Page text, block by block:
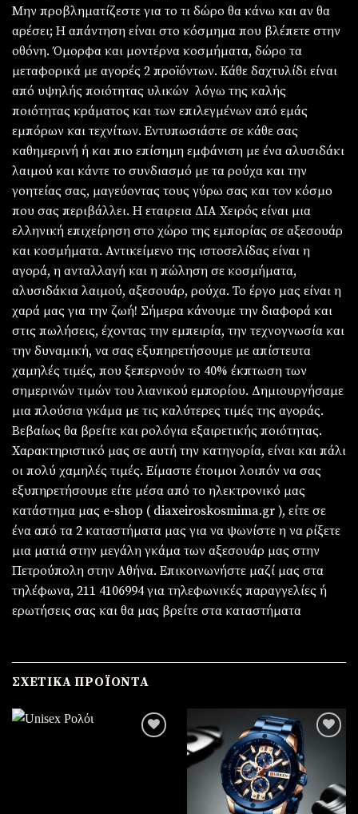
Μην προβληματίζεστε για το τι δώρο θα κάνω και αν θα
αρέσει; Η απάντηση είναι στο κόσμημα που βλέπετε στην
οθόνη. Όμορφα και μοντέρνα κοσμήματα, δώρο τα
μεταφορικά με αγορές 2 προϊόντων. Κάθε δαχτυλίδι είναι
από υψηλής ποιότητας υλικών λόγω της καλής
ποιότητας κράματος και των επιλεγμένων από εμάς
εμπόρων και τεχνίτων. Εντυπωσιάστε σε κάθε σας
καθημερινή ή και πιο επίσημη εμφάνιση με ένα αλυσιδάκι
λαιμού και κάντε το συνδιασμό με τα ρούχα και την
γοητείας σας, μαγεύοντας τους γύρω σας και τον κόσμο
που σας περιβάλλει. Η εταιρεια ΔΙΑ Χειρός είναι μια
ελληνική επιχείρηση στο χώρο της εμπορίας σε αξεσουάρ
και κοσμήματα. Αντικείμενο της ιστοσελίδας είναι η
αγορά, η ανταλλαγή και η πώληση σε κοσμήματα,
αλυσιδάκια λαιμού, αξεσουάρ, ρούχα. Το έργο μας είναι η
χαρά μας για την ζωή! Σήμερα κάνουμε την διαφορά και
στις πωλήσεις, έχοντας την εμπειρία, την τεχνογνωσία και
την δυναμική, να σας εξυπηρετήσουμε με απίστευτα
χαμηλές τιμές, που ξεπερνούν το 40% έκπτωση των
σημερινών τιμών του λιανικού εμπορίου. Δημιουργήσαμε
μια πλούσια γκάμα με τις καλύτερες τιμές της αγοράς.
Βεβαίως θα βρείτε και ρολόγια εξαιρετικής ποιότητας.
Χαρακτηριστικό μας σε αυτή την κατηγορία, είναι και πάλι
οι πολύ χαμηλές τιμές. Είμαστε έτοιμοι λοιπόν να σας
εξυπηρετήσουμε είτε μέσα από το ηλεκτρονικό μας
κατάστημα μας e-shop ( diaxeiroskosmima.gr ), είτε σε
ένα από τα 2 καταστήματα μας για να ψωνίστε η να ρίξετε
μια ματιά στην μεγάλη γκάμα των αξεσουάρ μας στην
Πετρούπολη στην Αθήνα. Επικοινωνήστε μαζί μας στα
τηλέφωνα, 211 4106994 για τηλεφωνικές παραγγελίες ή
ερωτήσεις σας και θα μας βρείτε στα καταστήματα
ΣΧΕΤΙΚΆ ΠΡΟΪΌΝΤΑ
Πρόσθήκη
στην
λίστα
επιθυμιών